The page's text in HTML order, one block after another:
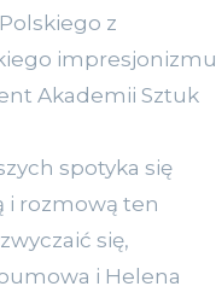
z
impresjonizmu
Akademii Sztuk
spotyka się
i rozmową ten
się,
i Helena